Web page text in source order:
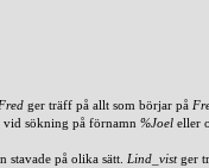
Fred ger träff på allt som börjar på
vid sökning på förnamn %Joel eller
på olika sätt. Lind_vistger